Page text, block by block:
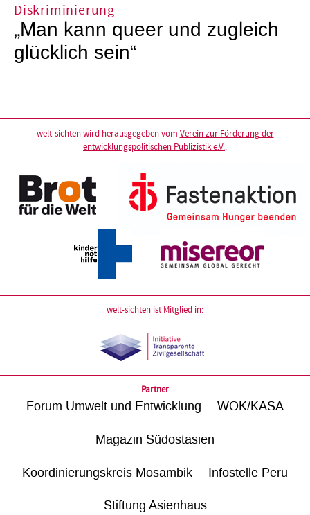
Diskriminierung
„Man kann queer und zugleich
glücklich sein“
welt-sichten wird herausgegeben vom Verein zur Förderung der
entwicklungspolitischen Publizistik e.V.:
welt-sichten ist Mitglied in:
Partner
Forum Umwelt und Entwicklung WÖK/KASA
Magazin Südostasien
Koordinierungskreis Mosambik Infostelle Peru
Stiftung Asienhaus